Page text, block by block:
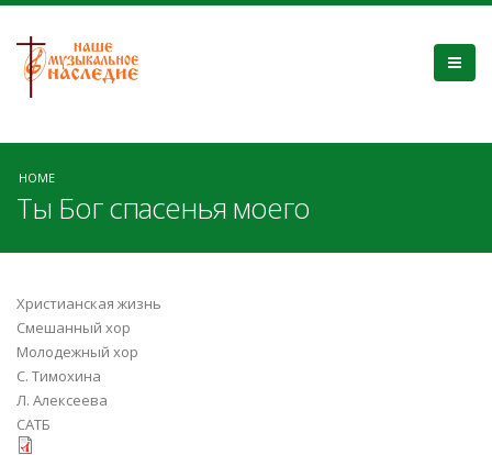
HOME
Ты Бог спасенья моего
Христианская жизнь
Смешанный хор
Молодежный хор
С. Тимохина
Л. Алексеева
САТБ